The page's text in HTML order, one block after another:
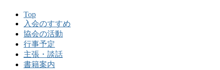
Top
入会のすすめ
協会の活動
行事予定
主張・談話
書籍案内